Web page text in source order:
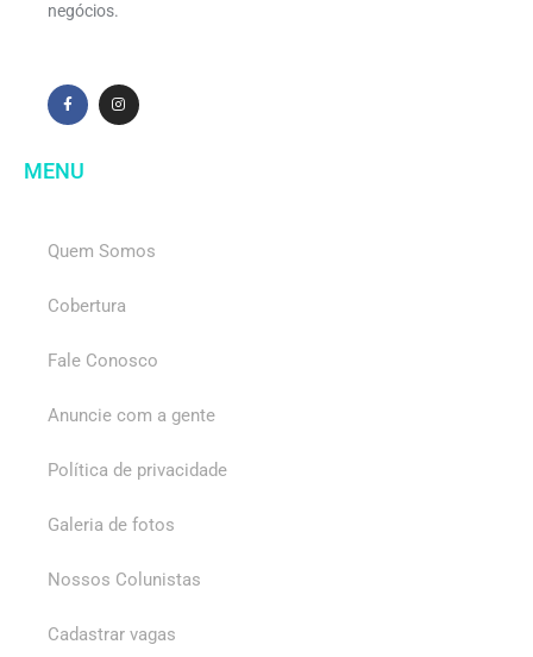
negócios.
MENU
Quem Somos
Cobertura
Fale Conosco
Anuncie com a gente
Política de privacidade
Galeria de fotos
Nossos Colunistas
Cadastrar vagas